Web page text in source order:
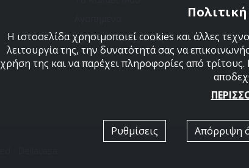
Εξέλιξη Παραγγελίας
Η ιστοσελίδα χρησιμοποιεί cookies και άλλες
λειτουργία της, την δυνατότητά σας να
χρήση της και να παρέχει πληροφορίες από
Ρυθμίσεις Απόρριψη